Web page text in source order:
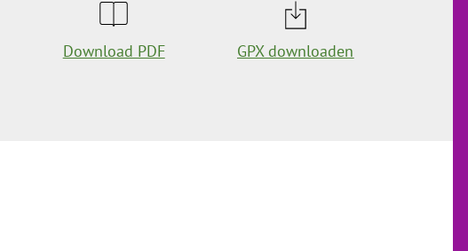
Download PDF GPX downloaden